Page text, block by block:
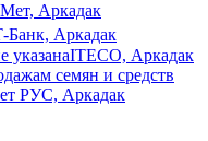
Аркадак
Банк, Аркадак
указанаITECO, Аркадак
семян и средств
РУС, Аркадак